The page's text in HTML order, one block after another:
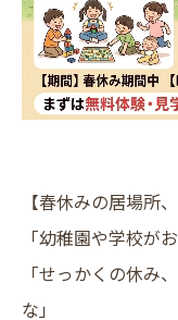
【春休みの居場所
「幼稚園や学校が
「せっかくの休み
な」